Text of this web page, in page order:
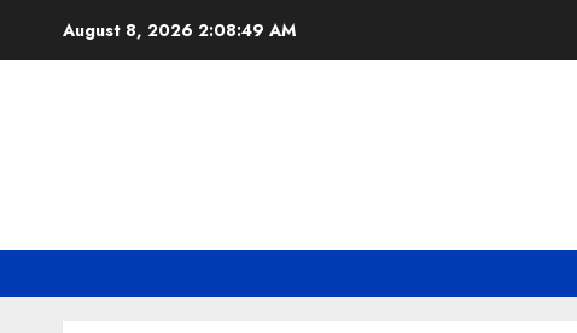
August 8, 2026 2:08:49 AM